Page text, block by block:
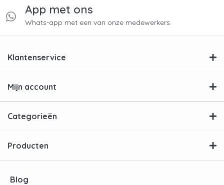
App met ons
Whats-app met een van onze medewerkers.
Klantenservice
Mijn account
Categorieën
Producten
Blog